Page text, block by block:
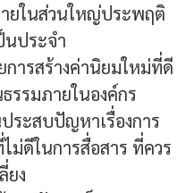
ยในส่วนใหญ่ประพฤติ
ประจำ
การสร้างค่านิยมใหม่ที่ดี
รรมภายในองค์กร
ระสบปัญหาเรื่องการ
ม่ดีในการสื่อสาร ที่ควร
ยง